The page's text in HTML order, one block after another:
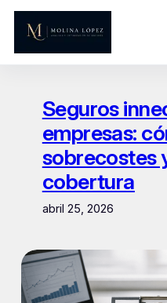
Saltar
contenido
Seguros
empresas:
sobrecostes
cobertura
abril 25, 2026